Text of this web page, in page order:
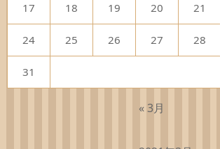
17 18 19 20 21
24 25 26 27 28
31
« 3月